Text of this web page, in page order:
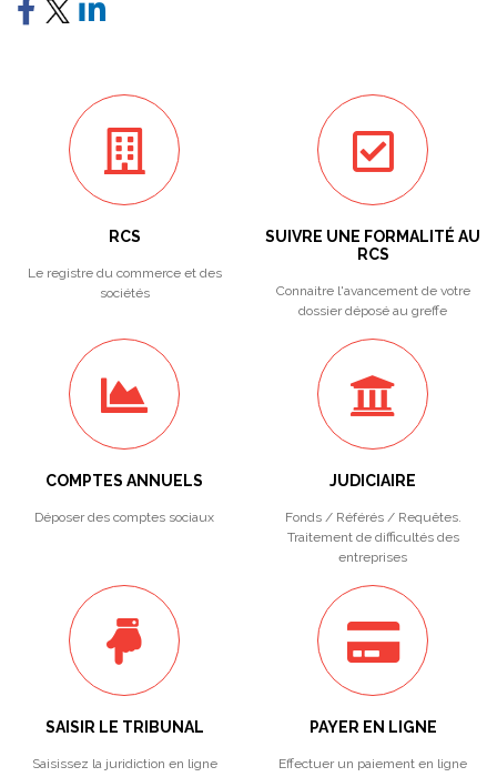
RCS
Le registre du commerce et des
sociétés
SUIVRE UNE FORMALITÉ AU
RCS
Connaitre l'avancement de votre
dossier déposé au greffe
COMPTES ANNUELS
Déposer des comptes sociaux
JUDICIAIRE
Fonds / Référés / Requêtes.
Traitement de difficultés des
entreprises
SAISIR LE TRIBUNAL
Saisissez la juridiction en ligne
PAYER EN LIGNE
Effectuer un paiement en ligne